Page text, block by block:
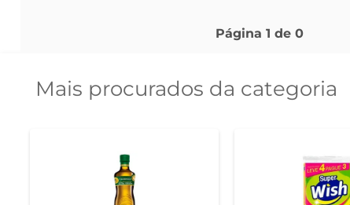
Página 1 de 0
Mais procurados da categoria